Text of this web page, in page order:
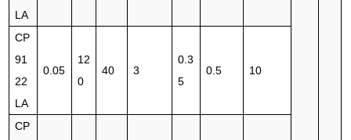
LA
CP
91
22
LA
0.05
12
0
40 3
0.3
5
0.5 10
CP